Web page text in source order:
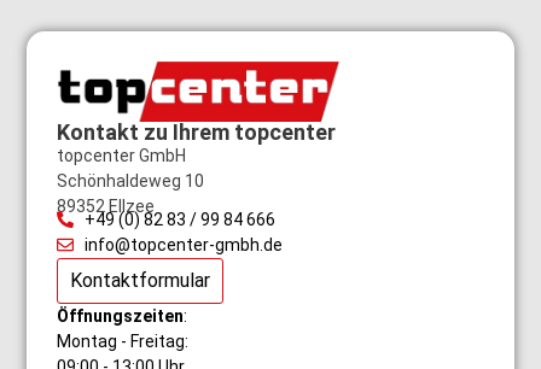
Kontakt zu Ihrem topcenter
topcenter GmbH
Schönhaldeweg 10
89352 Ellzee
+49 (0) 82 83 / 99 84 666
info@topcenter-gmbh.de
Kontaktformular
Öffnungszeiten:
Montag - Freitag: